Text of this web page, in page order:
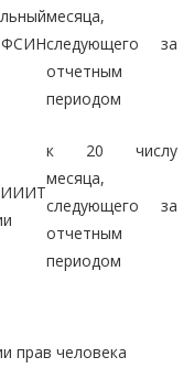
месяца,
следующего за
отчетным
периодом
к 20 числу
месяца,
следующего за
отчетным
периодом
прав человека